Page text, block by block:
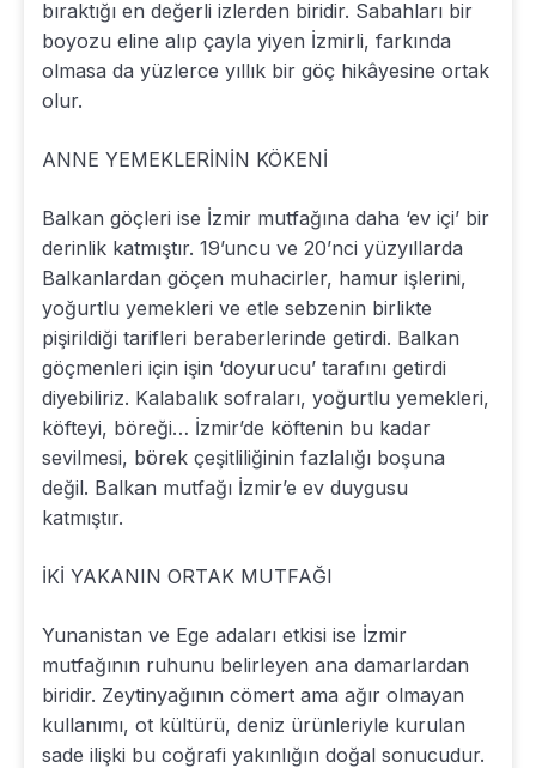
bıraktığı en değerli izlerden biridir. Sabahları bir
boyozu eline alıp çayla yiyen İzmirli, farkında
olmasa da yüzlerce yıllık bir göç hikâyesine ortak
olur.
ANNE YEMEKLERİNİN KÖKENİ
Balkan göçleri ise İzmir mutfağına daha ‘ev içi’ bir
derinlik katmıştır. 19’uncu ve 20’nci yüzyıllarda
Balkanlardan göçen muhacirler, hamur işlerini,
yoğurtlu yemekleri ve etle sebzenin birlikte
pişirildiği tarifleri beraberlerinde getirdi. Balkan
göçmenleri için işin ‘doyurucu’ tarafını getirdi
diyebiliriz. Kalabalık sofraları, yoğurtlu yemekleri,
köfteyi, böreği… İzmir’de köftenin bu kadar
sevilmesi, börek çeşitliliğinin fazlalığı boşuna
değil. Balkan mutfağı İzmir’e ev duygusu
katmıştır.
İKİ YAKANIN ORTAK MUTFAĞI
Yunanistan ve Ege adaları etkisi ise İzmir
mutfağının ruhunu belirleyen ana damarlardan
biridir. Zeytinyağının cömert ama ağır olmayan
kullanımı, ot kültürü, deniz ürünleriyle kurulan
sade ilişki bu coğrafi yakınlığın doğal sonucudur.